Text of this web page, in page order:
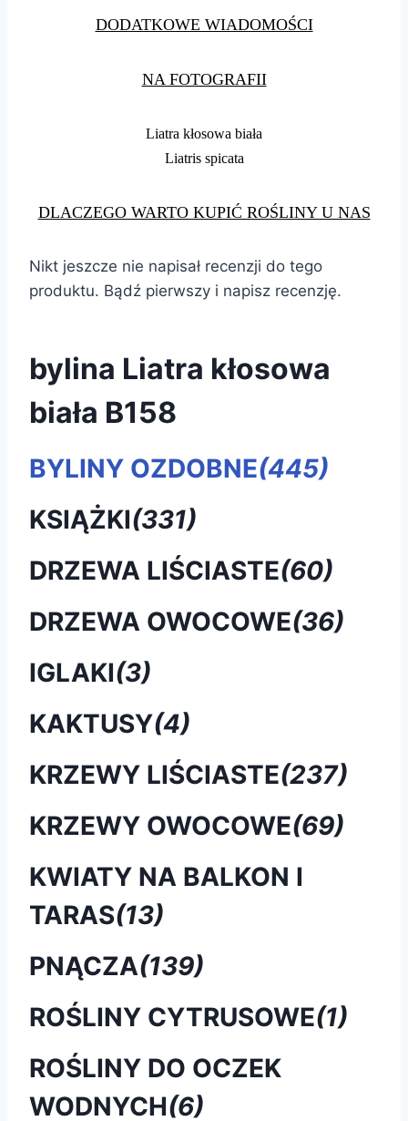
DODATKOWE WIADOMOŚCI
NA FOTOGRAFII
Liatra kłosowa biała
Liatris spicata
DLACZEGO WARTO KUPIĆ ROŚLINY U NAS
Nikt jeszcze nie napisał recenzji do tego
produktu. Bądź pierwszy i napisz recenzję.
bylina Liatra kłosowa
biała B158
BYLINY OZDOBNE(445)
KSIĄŻKI(331)
DRZEWA LIŚCIASTE(60)
DRZEWA OWOCOWE(36)
IGLAKI(3)
KAKTUSY(4)
KRZEWY LIŚCIASTE(237)
KRZEWY OWOCOWE(69)
KWIATY NA BALKON I
TARAS(13)
PNĄCZA(139)
ROŚLINY CYTRUSOWE(1)
ROŚLINY DO OCZEK
WODNYCH(6)